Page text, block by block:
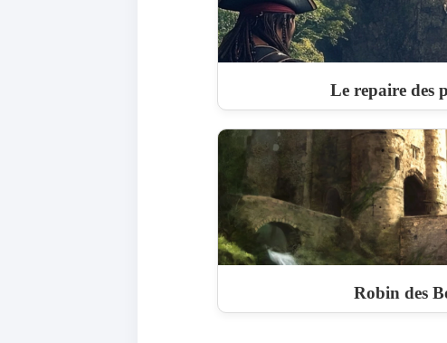
Le repaire des
Robin des